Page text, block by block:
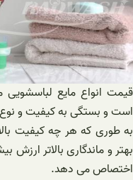
قیمت انواع مایع
است و بستگی به کیفیت و
به طوری که هر چه کیفیت
بهتر و ماندگاری بالاتر ارزش
اختصاص می دهد.